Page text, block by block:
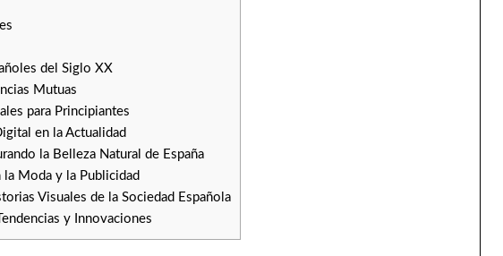
del Siglo XX
Mutuas
para Principiantes
en la Actualidad
la Belleza Natural de España
la Moda y la Publicidad
Visuales de la Sociedad Española
y Innovaciones